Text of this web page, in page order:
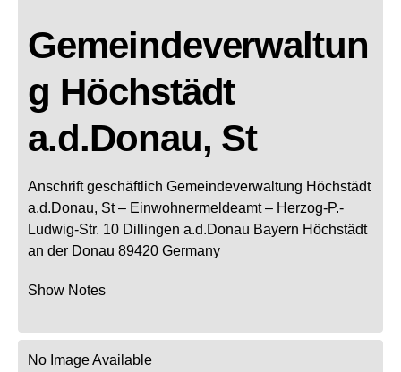
Gemeindeverwaltun
g Höchstädt
a.d.Donau, St
Anschrift geschäftlich Gemeindeverwaltung Höchstädt
a.d.Donau, St – Einwohnermeldeamt – Herzog-P.-
Ludwig-Str. 10 Dillingen a.d.Donau Bayern Höchstädt
an der Donau 89420 Germany
Show Notes
No Image Available